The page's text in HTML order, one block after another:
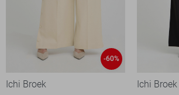
-60%
Ichi Broek
Ichi Broek